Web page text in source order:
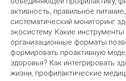
активность, правильное питание,
систематический мониторинг
экосистему. Какие инструменты
организационные форматы
формировать проактивную
здоровья? Как интегрировать
жизни, профилактические